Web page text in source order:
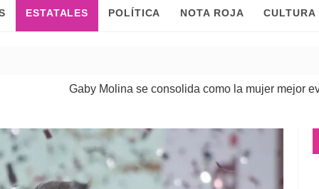
ESTATALES POLÍTICA NOTA ROJA CULTURA
Gaby Molina se consolida como la mujer mejor evaluada